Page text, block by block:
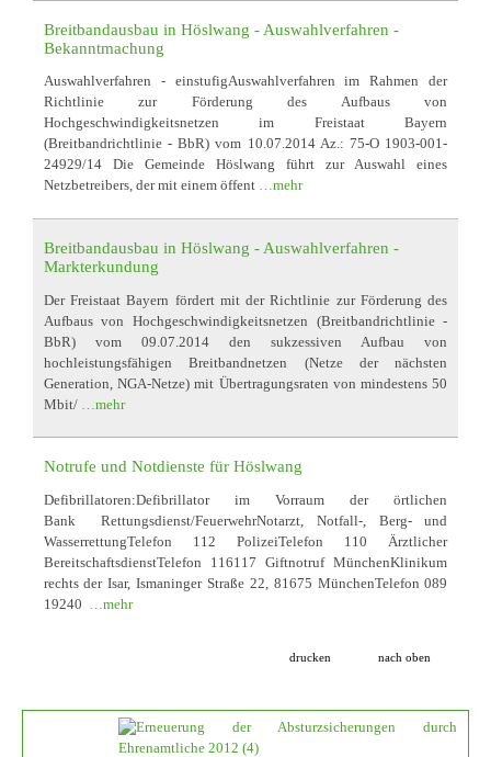
Breitbandausbau in Höslwang - Auswahlverfahren -
Bekanntmachung
Auswahlverfahren - einstufigAuswahlverfahren im Rahmen der
Richtlinie zur Förderung des Aufbaus von
Hochgeschwindigkeitsnetzen im Freistaat Bayern
(Breitbandrichtlinie - BbR) vom 10.07.2014 Az.: 75-O 1903-001-
24929/14 Die Gemeinde Höslwang führt zur Auswahl eines
Netzbetreibers, der mit einem öffent …mehr
Breitbandausbau in Höslwang - Auswahlverfahren -
Markterkundung
Der Freistaat Bayern fördert mit der Richtlinie zur Förderung des
Aufbaus von Hochgeschwindigkeitsnetzen (Breitbandrichtlinie -
BbR) vom 09.07.2014 den sukzessiven Aufbau von
hochleistungsfähigen Breitbandnetzen (Netze der nächsten
Generation, NGA-Netze) mit Übertragungsraten von mindestens 50
Mbit/
…mehr
Notrufe und Notdienste für Höslwang
Defibrillatoren:Defibrillator im Vorraum der örtlichen
Bank Rettungsdienst/FeuerwehrNotarzt, Notfall-, Berg- und
WasserrettungTelefon 112 PolizeiTelefon 110 Ärztlicher
BereitschaftsdienstTelefon 116117 Giftnotruf MünchenKlinikum
rechts der Isar, Ismaninger Straße 22, 81675 MünchenTelefon 089
19240 …mehr
drucken nach oben